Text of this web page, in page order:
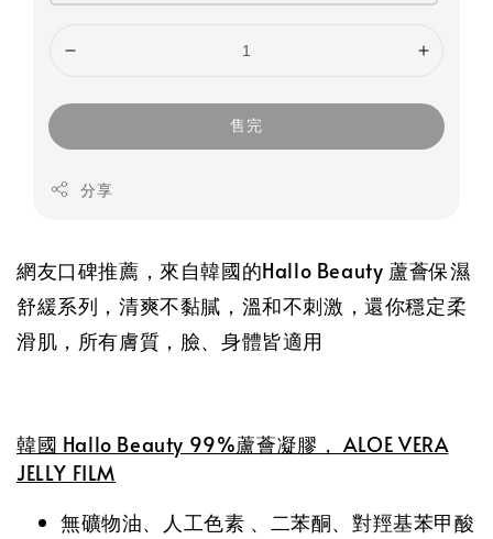
售完
分享
網友口碑推薦，來自韓國的Hallo Beauty 蘆薈保濕
舒緩系列，清爽不黏膩，溫和不刺激，還你穩定柔
滑肌，所有膚質，臉、身體皆適用
韓國 Hallo Beauty 99%蘆薈凝膠，︀ ALOE VERA
JELLY FILM
無礦物油、人工色素 、二苯酮、對羥基苯甲酸